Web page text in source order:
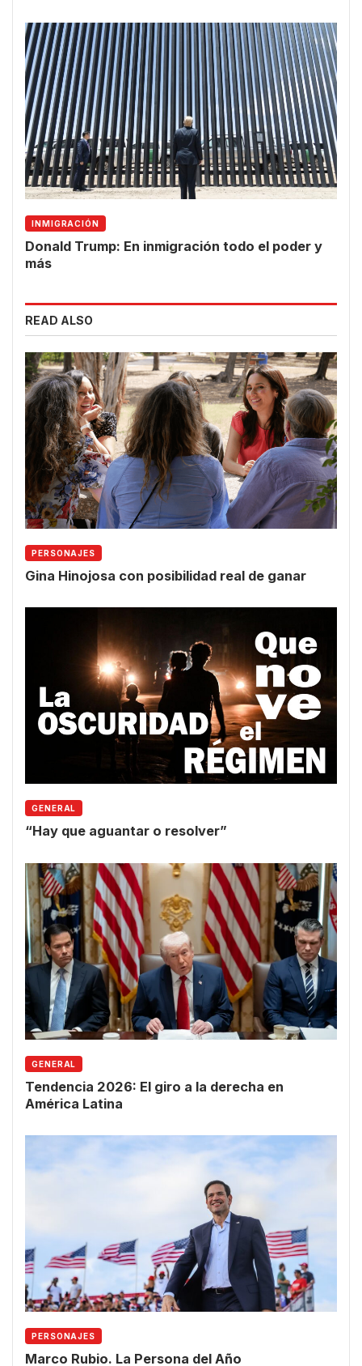
INMIGRACIÓN
Donald Trump: En inmigración todo el poder y
más
READ ALSO
PERSONAJES
Gina Hinojosa con posibilidad real de ganar
GENERAL
“Hay que aguantar o resolver”
GENERAL
Tendencia 2026: El giro a la derecha en
América Latina
PERSONAJES
Marco Rubio. La Persona del Año